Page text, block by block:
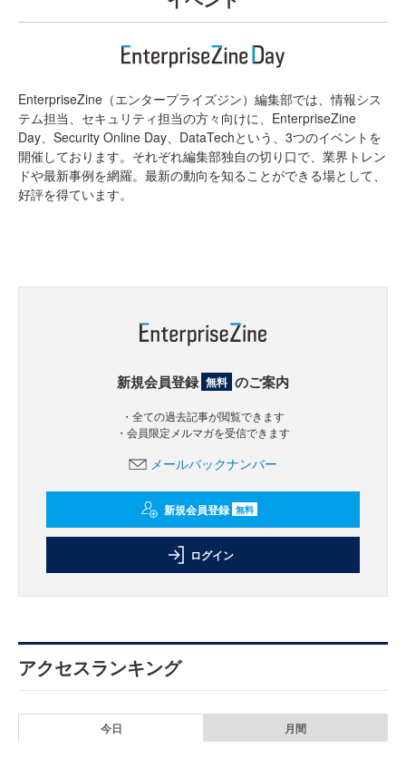
EnterpriseZine（エンタープライズジン）編集部では、情報シス
テム担当、セキュリティ担当の方々向けに、EnterpriseZine
Day、Security Online Day、DataTechという、3つのイベントを
開催しております。それぞれ編集部独自の切り口で、業界トレン
ドや最新事例を網羅。最新の動向を知ることができる場として、
好評を得ています。
新規会員登録 無料 のご案内
・全ての過去記事が閲覧できます
・会員限定メルマガを受信できます
メールバックナンバー
新規会員登録 無料
ログイン
アクセスランキング
今日 月間